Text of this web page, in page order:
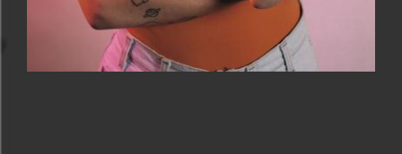
visitare il sito
https://www.ticketsms.it/event/1104-Basement-
A-Place-To-Dance-Trento-Teatro-Sanbpolis-11-